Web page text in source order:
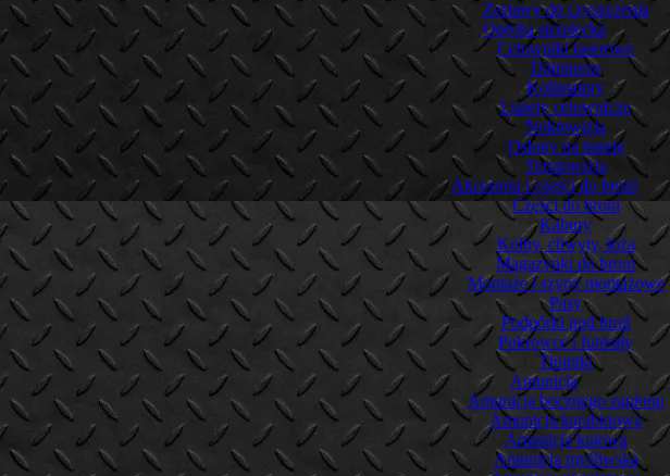
Zestawy do czyszczenia
Optyka strzelecka
Celowniki laserowe
Dalmierze
Kolimatory
Lunety celownicze
Noktowizja
Osłony na lunetę
Termowizja
Akcesoria i części do broni
Części do broni
Kabury
Kolby, chwyty, łoża
Magazynki do broni
Montaże i szyny montażowe
Pasy
Podpórki pod broń
Pokrowce i futerały
Tłumiki
Amunicja
Amunicja bocznego zapłonu
Amunicja karabinowa
Amunicja kulowa
Amunicja myśliwska